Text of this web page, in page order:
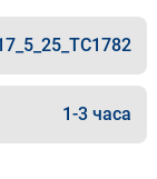
1-3 часа